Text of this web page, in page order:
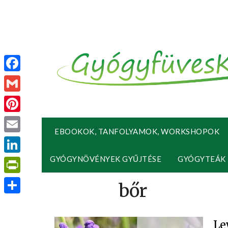
EBOOKOK, TANFOLYAMOK, WORKSHOPOK
GYÓGYNÖVÉNYEK GYŰJTÉSE GYÓGYTEÁK
Facebook
Gmail
Pinterest
Email
LinkedIn
PrintFriendly